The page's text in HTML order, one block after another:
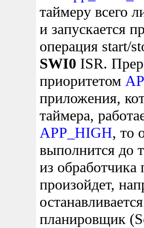
таймеру всего
и запускается
операция start/
SWI0 ISR.
приоритетом
приложения,
таймера,
APP_HIGH, то
выполнится до
из
произойдет,
планировщик